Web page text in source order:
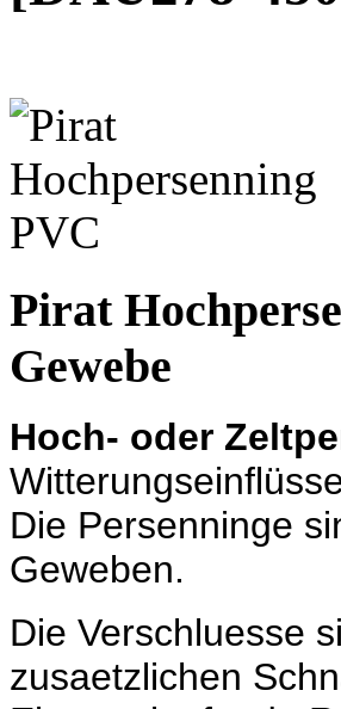
Pirat
Gewebe
Hoch- oder
Die Persenninge
Geweben.
Die Verschluesse
zusaetzlichen